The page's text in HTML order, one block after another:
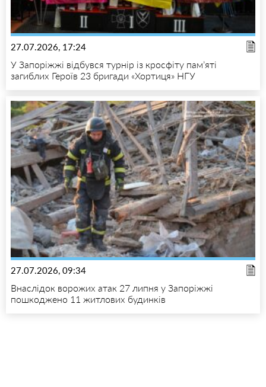
27.07.2026, 17:24
У Запоріжжі відбувся турнір із кросфіту пам’яті
загиблих Героїв 23 бригади «Хортиця» НГУ
27.07.2026, 09:34
Внаслідок ворожих атак 27 липня у Запоріжжі
пошкоджено 11 житлових будинків